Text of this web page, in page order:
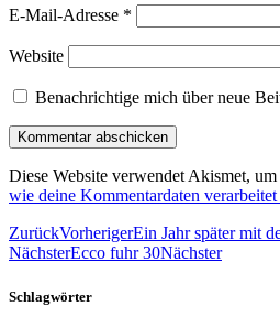
E-Mail-Adresse *
Website
Benachrichtige mich über neue
Diese Website verwendet Akismet,
wie deine Kommentardaten
ZurückVorherigerEin Jahr später mit
NächsterEcco fuhr 30Nächster
Schlagwörter